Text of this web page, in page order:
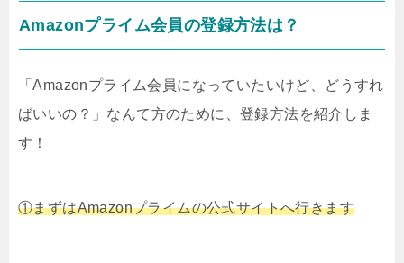
Amazonプライム会員の登録方法は？
「Amazonプライム会員になっていたいけど、どうすれ
ばいいの？」なんて方のために、登録方法を紹介しま
す！
①まずはAmazonプライムの公式サイトへ行きます